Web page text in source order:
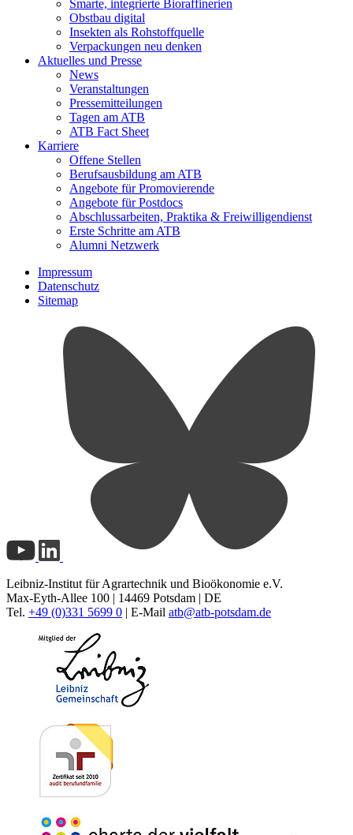
Smarte, integrierte Bioraffinerien
Obstbau digital
Insekten als Rohstoffquelle
Verpackungen neu denken
Aktuelles und Presse
News
Veranstaltungen
Pressemitteilungen
Tagen am ATB
ATB Fact Sheet
Karriere
Offene Stellen
Berufsausbildung am ATB
Angebote für Promovierende
Angebote für Postdocs
Abschlussarbeiten, Praktika & Freiwilligendienst
Erste Schritte am ATB
Alumni Netzwerk
Impressum
Datenschutz
Sitemap
Leibniz-Institut für Agrartechnik und Bioökonomie e.V.
Max-Eyth-Allee 100 | 14469 Potsdam | DE
Tel. +49 (0)331 5699 0 | E-Mail atb@atb-potsdam.de